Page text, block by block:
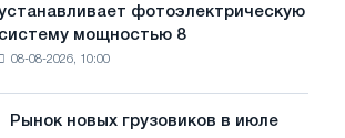
фотоэлектрическую
систему мощностью 8
08-08-2026, 10:00
Рынок новых грузовиков в июле